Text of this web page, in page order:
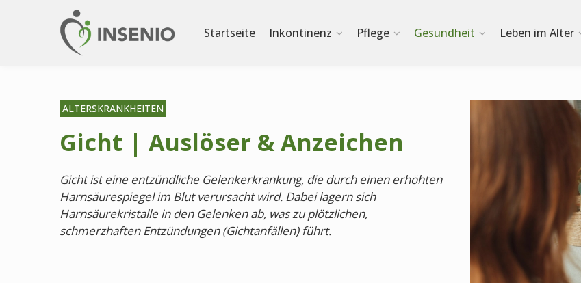
Startseite Inkontinenz Pflege Gesundheit Leben im Alter
ALTERSKRANKHEITEN
Gicht | Auslöser & Anzeichen
Gicht ist eine entzündliche Gelenkerkrankung, die durch einen erhöhten
Harnsäurespiegel im Blut verursacht wird. Dabei lagern sich
Harnsäurekristalle in den Gelenken ab, was zu plötzlichen,
schmerzhaften Entzündungen (Gichtanfällen) führt.